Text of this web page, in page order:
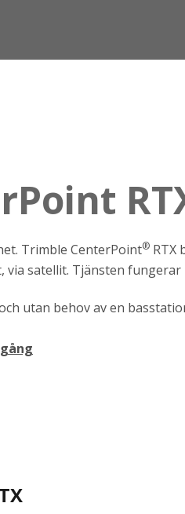
Trimble CenterPoint® RTX
satellit. Tjänsten fungerar
utan behov av en